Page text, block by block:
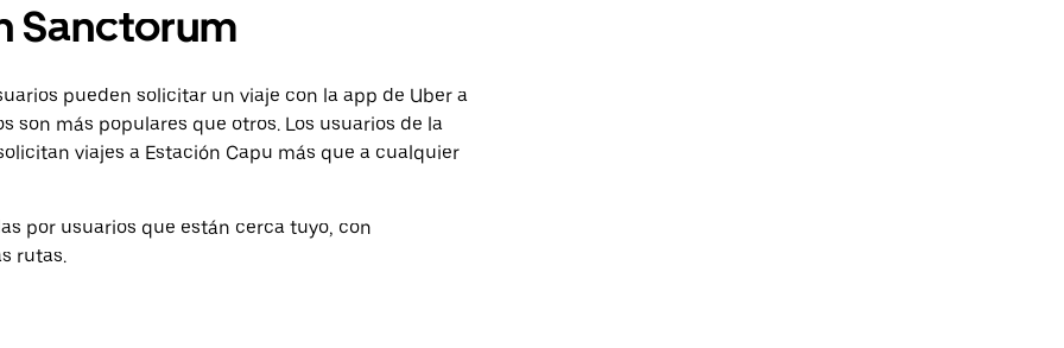
Sanctorum
pueden solicitar un viaje con la app de Uber a
más populares que otros. Los usuarios de la
viajes a Estación Capu más que a cualquier
por usuarios que están cerca tuyo, con
rutas.